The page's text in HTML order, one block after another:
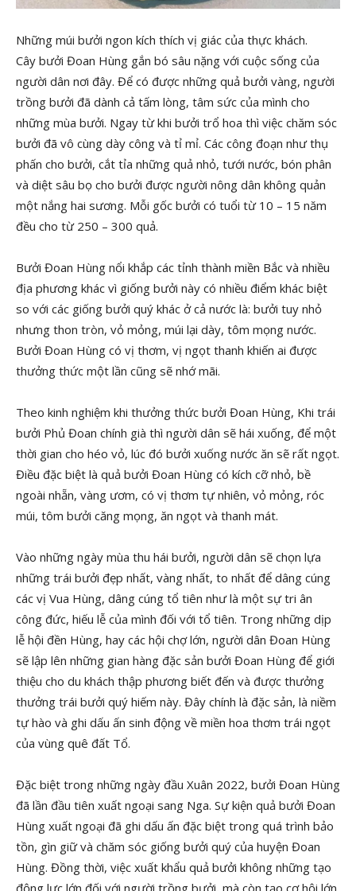
Những múi bưởi ngon kích thích vị giác của thực khách.
Cây bưởi Đoan Hùng gắn bó sâu nặng với cuộc sống của
người dân nơi đây. Để có được những quả bưởi vàng, người
trồng bưởi đã dành cả tấm lòng, tâm sức của mình cho
những mùa bưởi. Ngay từ khi bưởi trổ hoa thì việc chăm sóc
bưởi đã vô cùng dày công và tỉ mỉ. Các công đoạn như thụ
phấn cho bưởi, cắt tỉa những quả nhỏ, tưới nước, bón phân
và diệt sâu bọ cho bưởi được người nông dân không quản
một nắng hai sương. Mỗi gốc bưởi có tuổi từ 10 – 15 năm
đều cho từ 250 – 300 quả.
Bưởi Đoan Hùng nổi khắp các tỉnh thành miền Bắc và nhiều
địa phương khác vì giống bưởi này có nhiều điểm khác biệt
so với các giống bưởi quý khác ở cả nước là: bưởi tuy nhỏ
nhưng thon tròn, vỏ mỏng, múi lại dày, tôm mọng nước.
Bưởi Đoan Hùng có vị thơm, vị ngọt thanh khiến ai được
thưởng thức một lần cũng sẽ nhớ mãi.
Theo kinh nghiệm khi thưởng thức bưởi Đoan Hùng, Khi trái
bưởi Phủ Đoan chính già thì người dân sẽ hái xuống, để một
thời gian cho héo vỏ, lúc đó bưởi xuống nước ăn sẽ rất ngọt.
Điều đặc biệt là quả bưởi Đoan Hùng có kích cỡ nhỏ, bề
ngoài nhẵn, vàng ươm, có vị thơm tự nhiên, vỏ mỏng, róc
múi, tôm bưởi căng mọng, ăn ngọt và thanh mát.
Vào những ngày mùa thu hái bưởi, người dân sẽ chọn lựa
những trái bưởi đẹp nhất, vàng nhất, to nhất để dâng cúng
các vị Vua Hùng, dâng cúng tổ tiên như là một sự tri ân
công đức, hiếu lễ của mình đối với tổ tiên. Trong những dịp
lễ hội đền Hùng, hay các hội chợ lớn, người dân Đoan Hùng
sẽ lập lên những gian hàng đặc sản bưởi Đoan Hùng để giới
thiệu cho du khách thập phương biết đến và được thưởng
thưởng trái bưởi quý hiếm này. Đây chính là đặc sản, là niềm
tự hào và ghi dấu ấn sinh động về miền hoa thơm trái ngọt
của vùng quê đất Tổ.
Đặc biệt trong những ngày đầu Xuân 2022, bưởi Đoan Hùng
đã lần đầu tiên xuất ngoại sang Nga. Sự kiện quả bưởi Đoan
Hùng xuất ngoại đã ghi dấu ấn đặc biệt trong quá trình bảo
tồn, gìn giữ và chăm sóc giống bưởi quý của huyện Đoan
Hùng. Đồng thời, việc xuất khẩu quả bưởi không những tạo